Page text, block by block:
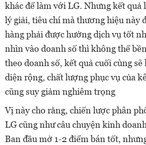
khác để làm với LG. Nhưng kết quả
lý giải, tiêu chí mà thương hiệu này
hàng phải được hưởng dịch vụ tốt
nhìn vào doanh số thì không thể
theo doanh số, kết quả cuối cùng sẽ
diện rộng, chất lượng phục vụ của
cũng suy giảm nghiêm trọng
Vị này cho rằng, chiến lược phân
LG cũng như câu chuyện kinh
Ban đầu mở 1-2 điểm bán tốt,